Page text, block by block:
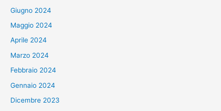
Giugno 2024
Maggio 2024
Aprile 2024
Marzo 2024
Febbraio 2024
Gennaio 2024
Dicembre 2023